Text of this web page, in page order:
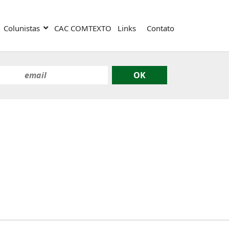
Colunistas CAC COMTEXTO Links Contato